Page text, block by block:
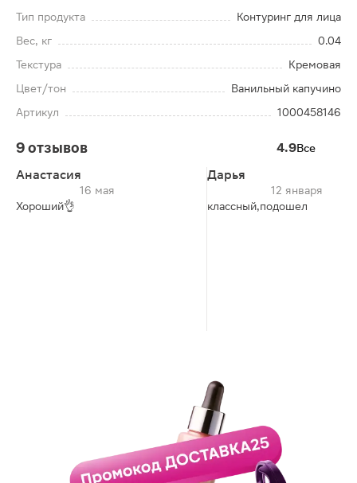
Тип продукта
Контуринг для лица
Вес, кг
0.04
Текстура
Кремовая
Цвет/тон
Ванильный капучино
Артикул
1000458146
9 отзывов 4.9Все
Анастасия
16 мая
Хороший👌
Дарья
12 января
классный,подошел